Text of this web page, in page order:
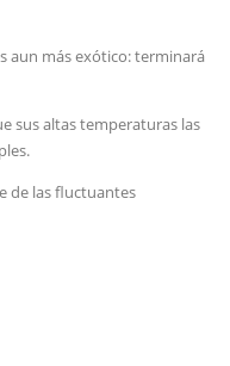
aun más exótico: terminará
sus altas temperaturas las
de las fluctuantes